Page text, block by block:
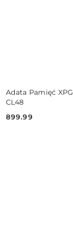
Adata Pamięć
CL48
Cena:
899.99